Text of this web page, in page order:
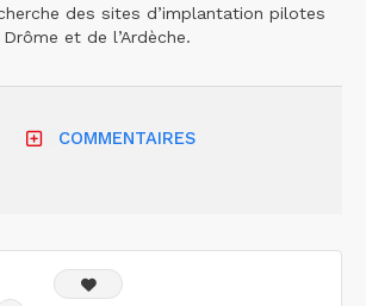
des sites d’implantation pilotes
et de l’Ardèche.
COMMENTAIRES